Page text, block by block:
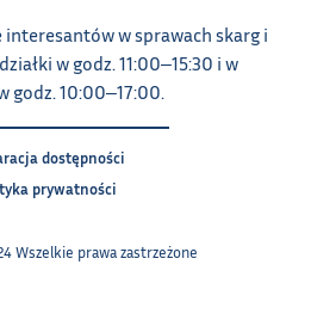
w sprawach skarg i
w godz. 11:00‒15:30 i w
godz. 10:00‒17:00.
dostępności
prywatności
Wszelkie prawa zastrzeżone